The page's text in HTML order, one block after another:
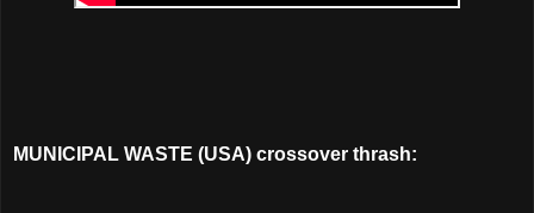
MUNICIPAL WASTE (USA) crossover thrash: